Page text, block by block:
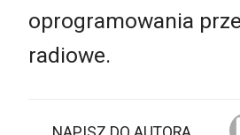
oprogramowania
radiowe.